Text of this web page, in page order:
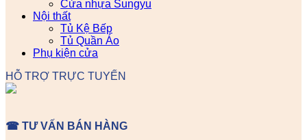
Cửa nhựa Sungyu
Nội thất
Tủ Kệ Bếp
Tủ Quần Áo
Phụ kiện cửa
HỖ TRỢ TRỰC TUYẾN
☎ TƯ VẤN BÁN HÀNG